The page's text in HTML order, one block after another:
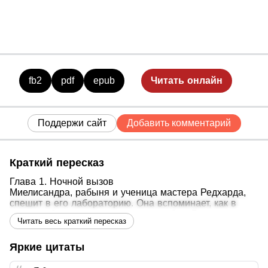
fb2 pdf epub Читать онлайн
Поддержи сайт Добавить комментарий
Краткий пересказ
Глава 1. Ночной вызов
Миелисандра, рабыня и ученица мастера Редхарда,
спешит в его лабораторию. Она вспоминает, как в
пять лет была куплена на рынке рабов. В
лаборатории мастер сообщает, что она станет
отправится ко двору как фрейлина принцессы
Читать весь краткий пересказ
Яркие цитаты